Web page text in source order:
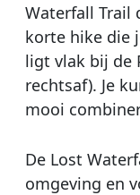
Waterfall Trail
korte hike die
ligt vlak bij de
rechtsaf). Je
mooi
De Lost
omgeving en